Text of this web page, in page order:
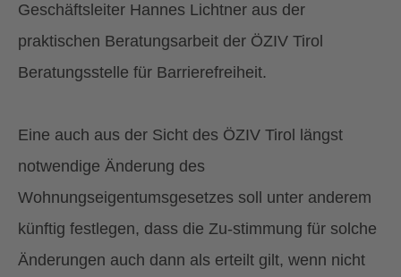
Geschäftsleiter Hannes Lichtner aus der
praktischen Beratungsarbeit der ÖZIV Tirol
Beratungsstelle für Barrierefreiheit.
Eine auch aus der Sicht des ÖZIV Tirol längst
notwendige Änderung des
Wohnungseigentumsgesetzes soll unter anderem
künftig festlegen, dass die Zu-stimmung für solche
Änderungen auch dann als erteilt gilt, wenn nicht